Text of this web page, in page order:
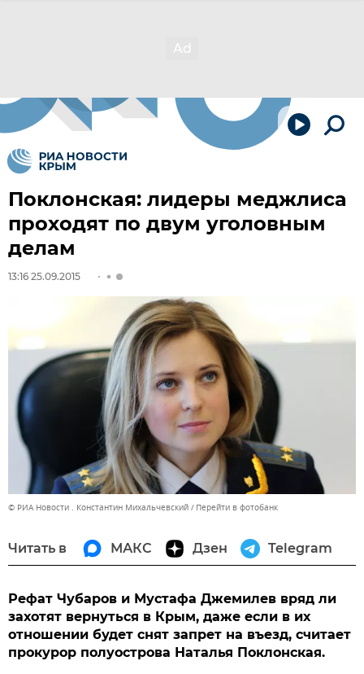
Поклонская: лидеры меджлиса
проходят по двум уголовным
делам
13:16 25.09.2015
© РИА Новости . Константин Михальчевский Перейти в фотобанк
Читать в МАКС Дзен Telegram
Рефат Чубаров и Мустафа Джемилев вряд ли
захотят вернуться в Крым, даже если в их
отношении будет снят запрет на въезд, считает
прокурор полуострова Наталья Поклонская.